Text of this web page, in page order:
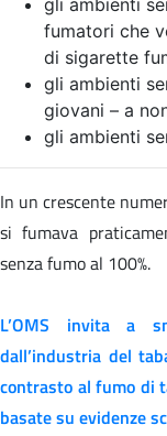
fumatori che
di sigarette
gli ambienti
giovani – a
gli ambienti
In un crescente
si fumava
senza fumo al 100%.
L’OMS invita a
dall’industria del
contrasto al fumo di
basate su evidenze